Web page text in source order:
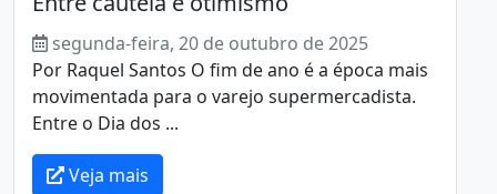
segunda-feira, 20 de outubro de 2025
Por Raquel Santos O fim de ano é a época mais
movimentada para o varejo supermercadista.
Entre o Dia dos ...
Veja mais